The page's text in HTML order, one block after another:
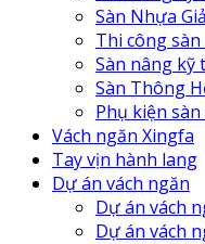
Sàn Nhựa
Thi công
Sàn nâng kỹ
Sàn Thông
Phụ kiện
Vách ngăn Xingfa
Tay vịn hành lang
Dự án vách ngăn
Dự án vách
Dự án vách